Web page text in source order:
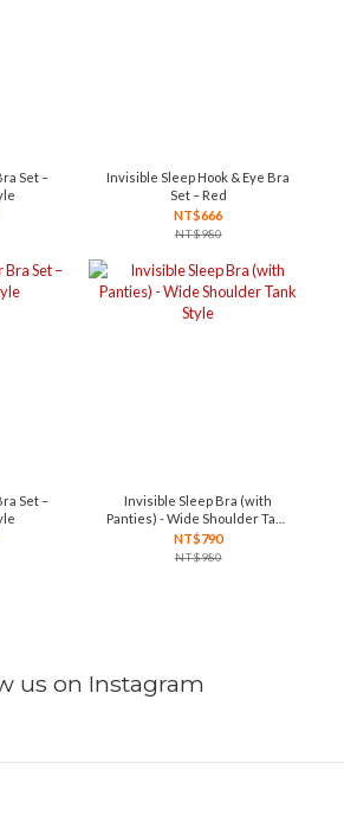
Set –
Invisible Sleep Hook & Eye Bra
Set – Red
NT$666
NT$980
Set –
Invisible Sleep Bra (with
Panties) - Wide Shoulder Tank
Style
NT$790
NT$980
us on Instagram